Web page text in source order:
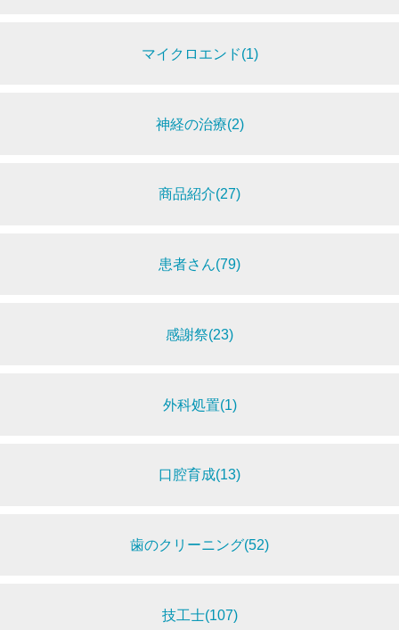
マイクロエンド(1)
神経の治療(2)
商品紹介(27)
患者さん(79)
感謝祭(23)
外科処置(1)
口腔育成(13)
歯のクリーニング(52)
技工士(107)